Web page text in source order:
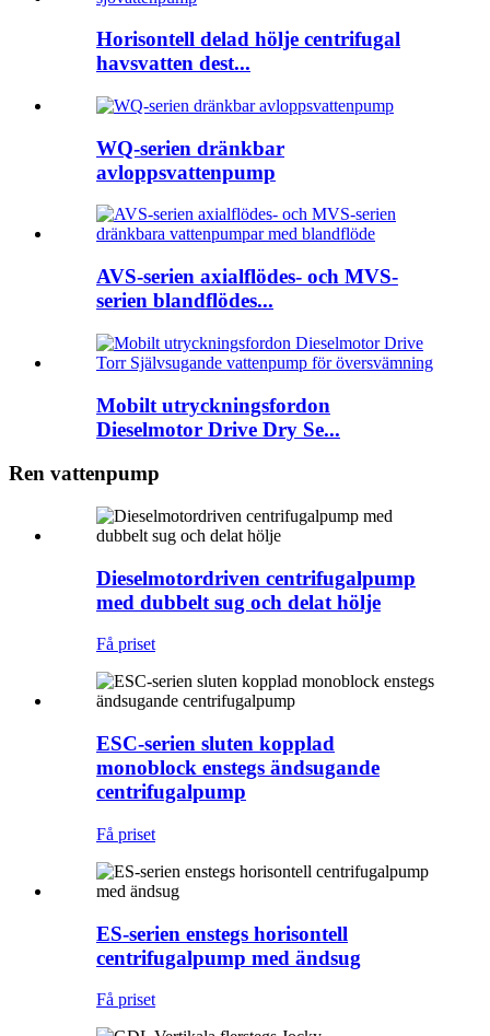
Horisontell delad hölje centrifugal
havsvatten dest...
WQ-serien dränkbar
avloppsvattenpump
AVS-serien axialflödes- och MVS-
serien blandflödes...
Mobilt utryckningsfordon
Dieselmotor Drive Dry Se...
Ren vattenpump
Dieselmotordriven centrifugalpump
med dubbelt sug och delat hölje
Få priset
ESC-serien sluten kopplad
monoblock enstegs ändsugande
centrifugalpump
Få priset
ES-serien enstegs horisontell
centrifugalpump med ändsug
Få priset